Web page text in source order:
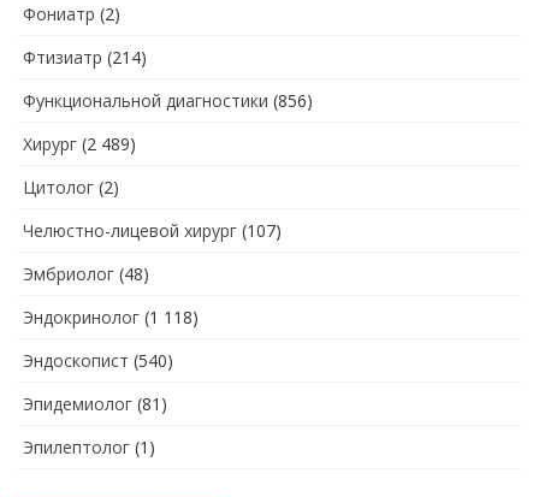
Фониатр (2)
Фтизиатр (214)
Функциональной диагностики (856)
Хирург (2 489)
Цитолог (2)
Челюстно-лицевой хирург (107)
Эмбриолог (48)
Эндокринолог (1 118)
Эндоскопист (540)
Эпидемиолог (81)
Эпилептолог (1)